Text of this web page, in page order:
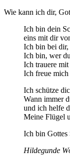
Wie kann ich dir,
Ich bin dein
eins mit dir
Ich bin bei dir,
Ich bin, wer
Ich trauere
Ich freue
Ich schütze
Wann immer
und ich helfe
Meine Flügel
Ich bin Gottes
Hildegunde